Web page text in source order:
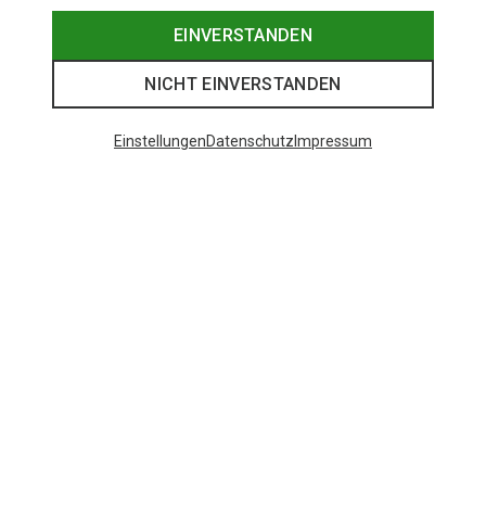
EINVERSTANDEN
NICHT EINVERSTANDEN
EinstellungenDatenschutz Impressum